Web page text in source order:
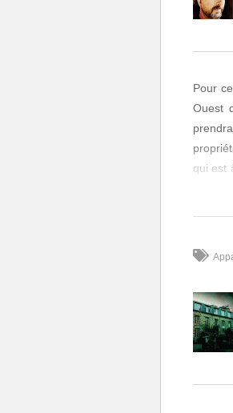
Pour
Ouest
qui est
genre
s’agit
long